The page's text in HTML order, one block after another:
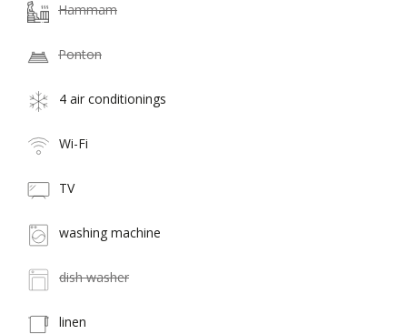
Hammam
Ponton
4 air conditionings
Wi-Fi
TV
washing machine
dish washer
linen